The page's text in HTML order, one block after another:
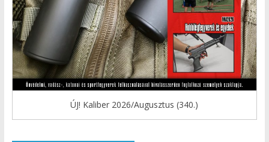
ÚJ! Kaliber 2026/Augusztus (340.)